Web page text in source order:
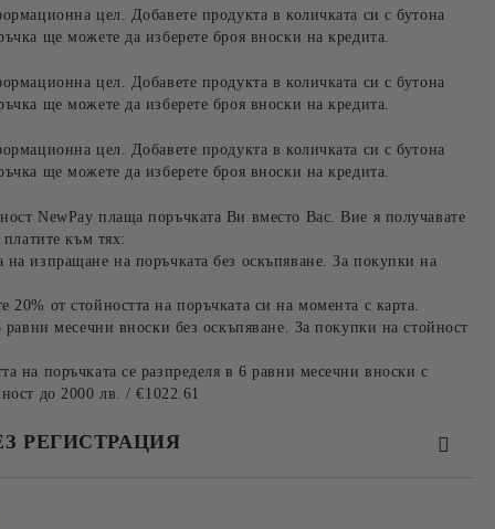
цел. Добавете продукта в количката си с бутона
ще можете да изберете броя вноски на кредита.
цел. Добавете продукта в количката си с бутона
ще можете да изберете броя вноски на кредита.
цел. Добавете продукта в количката си с бутона
ще можете да изберете броя вноски на кредита.
NewPay плаща поръчката Ви вместо Вас. Вие я получавате
към тях:
изпращане на поръчката без оскъпяване. За покупки на
от стойността на поръчката си на момента с карта.
равни месечни вноски без оскъпяване. За покупки на стойност
на поръчката се разпределя в 6 равни месечни вноски с
до 2000 лв. / €1022.61
РЕГИСТРАЦИЯ